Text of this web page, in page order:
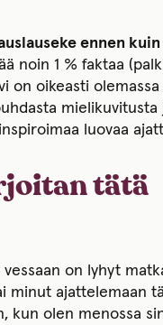
ennen
noin 1 % faktaa
on oikeasti olemassa
mielikuvitusta
luovaa
tätä
vessaan on lyhyt
minut ajattelemaan
kun olen menossa